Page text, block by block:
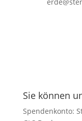
Sie können
Spendenkonto: